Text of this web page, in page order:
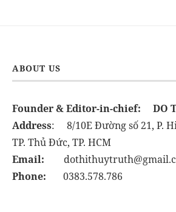
ABOUT US
Founder & Editor-in-chief:
DO
Address: 8/10E Đường số 21, P.
TP. Thủ Đức, TP. HCM
Email:
Phone: 0383.578.786